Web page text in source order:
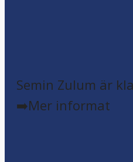
Semin Zulum är
➡️Mer informat